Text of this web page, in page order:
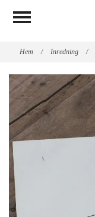
Hem / Inredning /